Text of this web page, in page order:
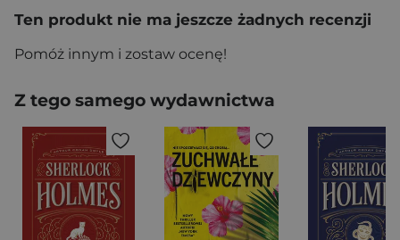
Ten produkt nie ma jeszcze żadnych recenzji
Pomóż innym i zostaw ocenę!
Z tego samego wydawnictwa